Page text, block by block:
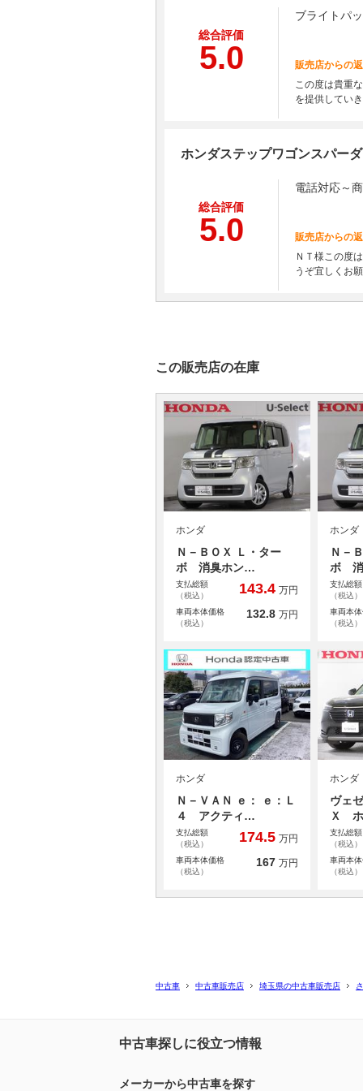
総合評価
5.0
ブライトパ
販売店からの
この度は貴重
を提供してい
ホンダステップワゴンスパーダ
総合評価
5.0
電話対応～
販売店からの
ＮＴ様この度
うぞ宜しくお
この販売店の在庫
ホンダ
Ｎ－ＢＯＸ Ｌ・ター
ボ 消臭ホン…
支払総額
（税込）
143.4 万円
車両本体価格
（税込）
132.8 万円
ホンダ
Ｎ－
ボ
支払総額
（税込）
車両本
（税込）
ホンダ
Ｎ－ＶＡＮ ｅ： ｅ：Ｌ
４ アクティ…
支払総額
（税込）
174.5 万円
車両本体価格
（税込）
167 万円
ホンダ
ヴェ
Ｘ
支払総額
（税込）
車両本
（税込）
中古車 中古車販売店 埼玉県の中古車販売店
中古車探しに役立つ情報
メーカーから中古車を探す